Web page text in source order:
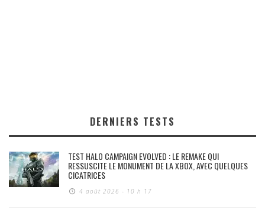
DERNIERS TESTS
TEST HALO CAMPAIGN EVOLVED : LE REMAKE QUI
RESSUSCITE LE MONUMENT DE LA XBOX, AVEC QUELQUES
CICATRICES
4 août 2026 - 10 h 17